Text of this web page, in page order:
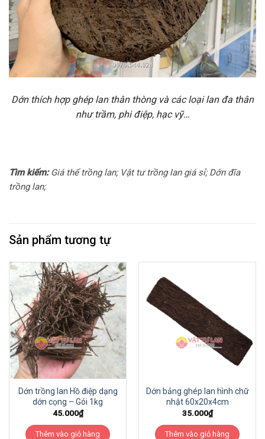
Dớn thích hợp ghép lan thân thòng và các loại lan đa thân
như trầm, phi điệp, hạc vỹ…
Tìm kiếm:Giá thể trồng lan; Vật tư trồng lan giá sỉ; Dớn đĩa
trồng lan;
Sản phẩm tương tự
Dớn trồng lan Hồ điệp dạng
dớn cọng – Gói 1kg
45.000₫
Thêm vào giỏ hàng
Dớn bảng ghép lan hình chữ
nhật 60x20x4cm
35.000₫
Thêm vào giỏ hàng